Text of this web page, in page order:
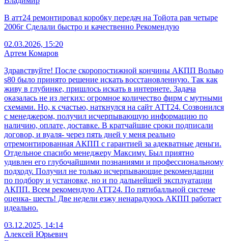
В атт24 ремонтировал коробку передач на Тойота рав четыре
2006г Сделали быстро и качественно Рекомендую
02.03.2026, 15:20
Артем Комаров
Здравствуйте! После скоропостижной кончины АКПП Вольво
s80 было принято решение искать восстановленную. Так как
живу в глубинке, пришлось искать в интернете. Задача
оказалась не из легких: огромное количество фирм с мутными
схемами. Но, к счастью, наткнулся на сайт АТТ24. Созвонился
с менеджером, получил исчерпывающую информацию по
наличию, оплате, доставке. В кратчайшие сроки подписали
договор, и вуаля- через пять дней у меня реально
отремонтированная АКПП с гарантией за адекватные деньги.
Отдельное спасибо менеджеру Максиму. Был приятно
удивлен его глубочайшими познаниями и профессиональному
подходу. Получил не только исчерпывающие рекомендации
по подбору и установке, но и по дальнейшей эксплуатации
АКПП. Всем рекомендую АТТ24. По пятибалльной системе
оценка- шесть! Две недели езжу ненарадуюсь АКПП работает
идеально.
03.12.2025, 14:14
Алексей Юрьевич